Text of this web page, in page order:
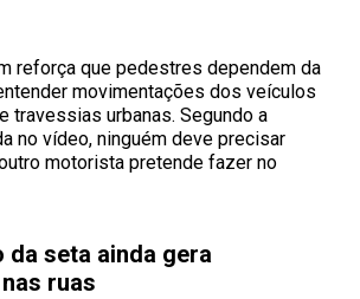
reforça que pedestres dependem da
movimentações dos veículos
travessias urbanas. Segundo a
no vídeo, ninguém deve precisar
motorista pretende fazer no
da seta ainda gera
ruas